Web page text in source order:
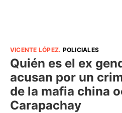
VICENTE LÓPEZ. POLICIALES
Quién es el ex
acusan por un
de la mafia china
Carapachay